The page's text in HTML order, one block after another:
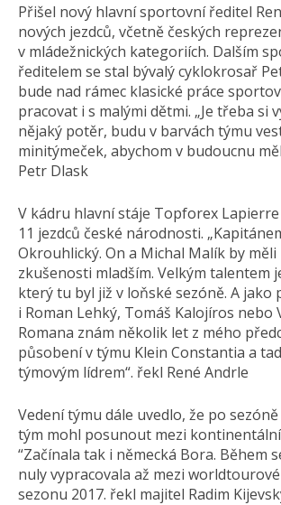
Přišel nový hlavní sportovní ředitel
nových jezdců, včetně českých
v mládežnických kategoriích. Dalším
ředitelem se stal bývalý cyklokrosař
bude nad rámec klasické práce
pracovat i s malými dětmi. „Je třeba si
nějaký potěr, budu v barvách týmu
minitýmeček, abychom v budoucnu
Petr Dlask
V kádru hlavní stáje Topforex
11 jezdců české národnosti.
Okrouhlický. On a Michal Malík by
zkušenosti mladším. Velkým talentem
který tu byl již v loňské sezóně. A jako
i Roman Lehký, Tomáš Kalojíros nebo
Romana znám několik let z mého
působení v týmu Klein Constantia a
týmovým lídrem“. řekl René Andrle
Vedení týmu dále uvedlo, že po
tým mohl posunout mezi
“Začínala tak i německá Bora. Během
nuly vypracovala až mezi
sezonu 2017. řekl majitel Radim